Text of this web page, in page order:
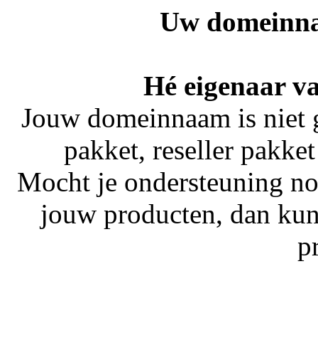
Uw
Hé eigenaar
Jouw domeinnaam is
pakket, reseller
Mocht je ondersteuning
jouw producten, dan